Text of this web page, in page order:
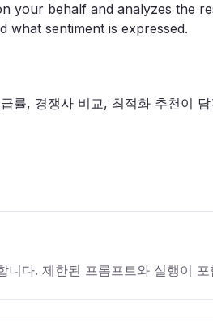
your behalf and analyzes the
what sentiment is expressed.
률, 경쟁사 비교, 최적화 추천이
다. 제한된 프롬프트와 실행이